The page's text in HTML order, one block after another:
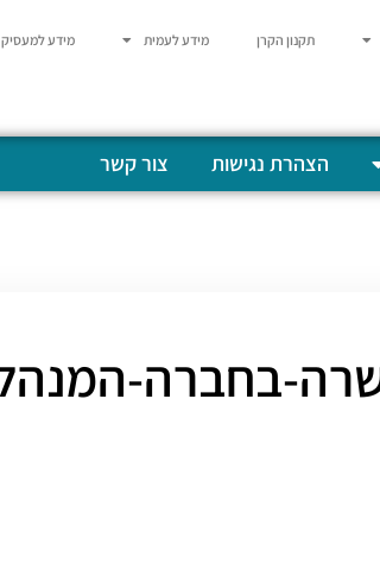
תקנון הקרן מידע לעמית מידע למעסיק
הצהרת נגישות צור קשר
בחברה-המנהלת-